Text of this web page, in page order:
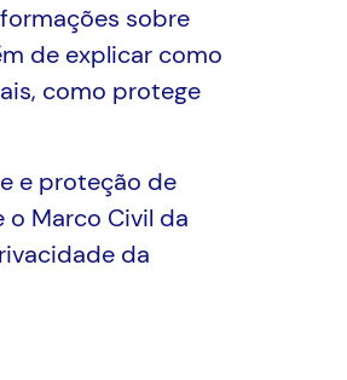
sobre
de explicar como
como protege
e proteção de
o Marco Civil da
da